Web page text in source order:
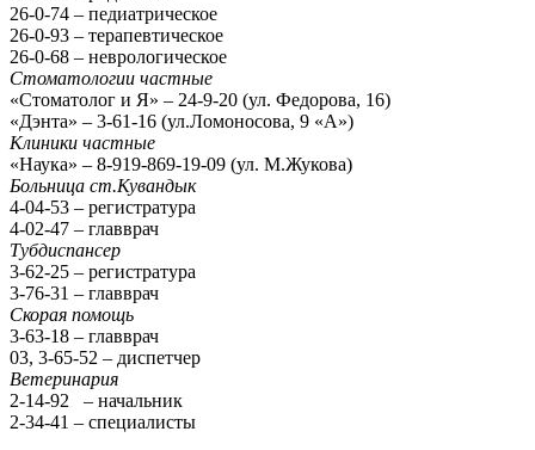
26-0-74 – педиатрическое
26-0-93 – терапевтическое
26-0-68 – неврологическое
Стоматологии частные
«Стоматолог и Я» – 24-9-20 (ул. Федорова, 16)
«Дэнта» – 3-61-16 (ул.Ломоносова, 9 «А»)
Клиники частные
«Наука» – 8-919-869-19-09 (ул. М.Жукова)
Больница ст.Кувандык
4-04-53 – регистратура
4-02-47 – главврач
Тубдиспансер
3-62-25 – регистратура
3-76-31 – главврач
Скорая помощь
3-63-18 – главврач
03, 3-65-52 – диспетчер
Ветеринария
2-14-92 – начальник
2-34-41 – специалисты